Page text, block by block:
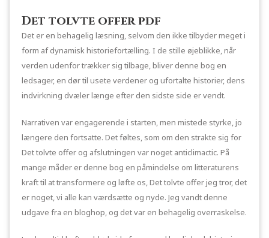
Det tolvte offer pdf
Det er en behagelig læsning, selvom den ikke tilbyder meget i
form af dynamisk historiefortælling. I de stille øjeblikke, når
verden udenfor trækker sig tilbage, bliver denne bog en
ledsager, en dør til usete verdener og ufortalte historier, dens
indvirkning dvæler længe efter den sidste side er vendt.
Narrativen var engagerende i starten, men mistede styrke, jo
længere den fortsatte. Det føltes, som om den strakte sig for
Det tolvte offer og afslutningen var noget anticlimactic. På
mange måder er denne bog en påmindelse om litteraturens
kraft til at transformere og løfte os, Det tolvte offer jeg tror, det
er noget, vi alle kan værdsætte og nyde. Jeg vandt denne
udgave fra en bloghop, og det var en behagelig overraskelse.